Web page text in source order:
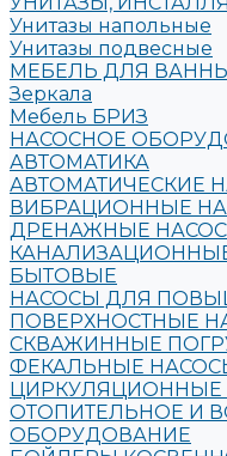
Унитазы напольные
Унитазы подвесные
МЕБЕЛЬ ДЛЯ
Зеркала
Мебель БРИЗ
НАСОСНОЕ
АВТОМАТИКА
АВТОМАТИЧЕСКИЕ
ВИБРАЦИОННЫЕ
ДРЕНАЖНЫЕ
БЫТОВЫЕ
НАСОСЫ ДЛЯ
ПОВЕРХНОСТНЫЕ
СКВАЖИННЫЕ
ФЕКАЛЬНЫЕ
ЦИРКУЛЯЦИОННЫЕ
ОТОПИТЕЛЬНОЕ И
ОБОРУДОВАНИЕ